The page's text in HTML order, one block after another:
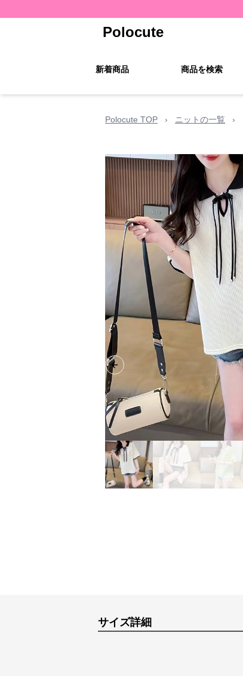
Polocute
新着商品 商品を検索
Polocute TOP › ニットの一覧 ›
Previous slide
サイズ詳細